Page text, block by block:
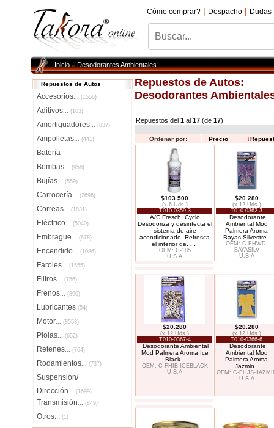
Cómo comprar? | Despacho | Dudas
Inicio»Desodorantes Ambientales
Repuestos de Autos
Accesorios... (1556)
Aditivos... (103)
Amortiguadores... (837)
Ampolletas... (441)
Batería
Bombas... (958)
Bujías... (559)
Carrocería... (2696)
Correas... (1831)
Eléctrico... (5040)
Embrague... (678)
Encendido... (1086)
Faroles... (1555)
Filtros... (756)
Frenos... (890)
Lubricantes (54)
Motor... (8553)
Piolas... (652)
Retenes... (764)
Rodamientos... (737)
Suspensión/
Dirección... (1699)
Transmisión... (849)
Otros... (1)
Repuestos de Autos:
Desodorantes
Repuestos del 1 al 17 (de 17)
Ordenar por: Precio ↓
$103.500
(x 6 Uds.)
T010-0359-3
A/C Fresch, Cyclo.
Desodoriza y desinfecta el
sistema de aire
acondicionado. Refresca
el interior de
OEM: C-185
U.S.A
$20.280
(x 12 Uds.)
T010-0362-3
Desodorante
Ambiental Mod
Palmera Aroma
Bayas Silvestre
OEM: C-FHWD-
BAYASILV
U.S.A
$20.280
(x 12 Uds.)
T010-0367-4
Desodorante Ambiental
Mod Palmera Aroma Ice
Black
OEM: C-FHIB-ICEBLACK
U.S.A
$20.280
(x 12 Uds.)
T010-0366-6
Desodorante
Ambiental Mod
Palmera Aroma
Jazmin
OEM: C-FHJS-
U.S.A